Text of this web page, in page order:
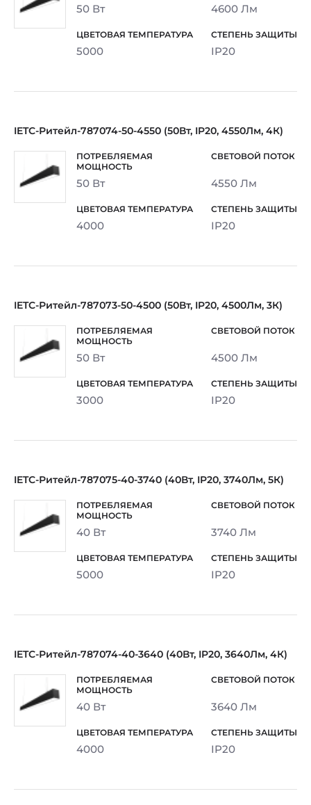
50 Вт 4600 Лм
5000 IP20
IETC-Ритейл-787074-50-4550 (50Вт, IP20, 4550Лм, 4К)
50 Вт 4550 Лм
4000 IP20
IETC-Ритейл-787073-50-4500 (50Вт, IP20, 4500Лм, 3К)
50 Вт 4500 Лм
3000 IP20
IETC-Ритейл-787075-40-3740 (40Вт, IP20, 3740Лм, 5К)
40 Вт 3740 Лм
5000 IP20
IETC-Ритейл-787074-40-3640 (40Вт, IP20, 3640Лм, 4К)
40 Вт 3640 Лм
4000 IP20